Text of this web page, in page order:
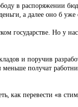
в распоряжении
а далее оно б уже
государстве. Но у
и поручив
получат
как перевести «в